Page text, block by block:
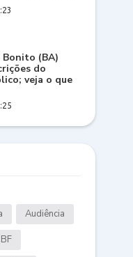
(BA)
do
veja o que
Audiência